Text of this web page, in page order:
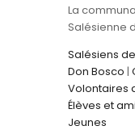
La
Salésienne
Salésiens
Don Bosco |
Volontaires
Élèves et
Jeunes